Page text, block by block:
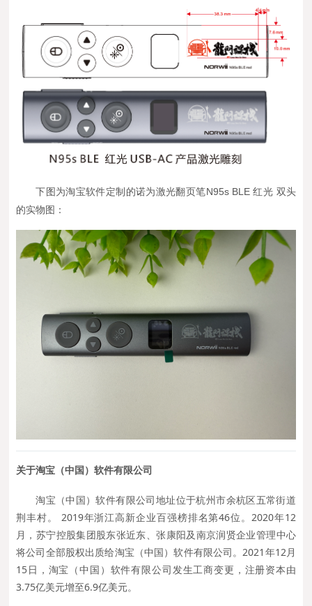
下图为淘宝软件定制的诺为激光翻页笔N95s BLE红光 双头
的实物图：
关于淘宝（中国）软件有限公司
淘宝（中国）软件有限公司地址位于杭州市余杭区五常街道
荆丰村。 2019年浙江高新企业百强榜排名第46位。2020年12
月，苏宁控股集团股东张近东、张康阳及南京润贤企业管理中心
将公司全部股权出质给淘宝（中国）软件有限公司。2021年12月
15日，淘宝（中国）软件有限公司发生工商变更，注册资本由
3.75亿美元增至6.9亿美元。